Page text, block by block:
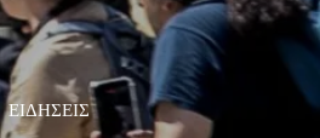
ΕΙΔΗΣΕΙΣ